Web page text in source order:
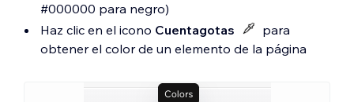
#000000 para negro)
Haz clic en el icono Cuentagotas
para
obtener el color de un elemento de la página